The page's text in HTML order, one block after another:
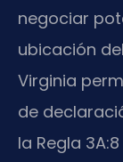
negociar
ubicación
Virginia
de
la Regla